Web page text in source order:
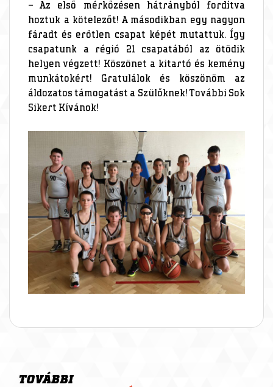
– Az első mérkőzésen hátrányból fordítva
hoztuk a kötelezőt! A másodikban egy nagyon
fáradt és erőtlen csapat képét mutattuk. Így
csapatunk a régió 21 csapatából az ötödik
helyen végzett! Köszönet a kitartó és kemény
munkátokért! Gratulálok és köszönöm az
áldozatos támogatást a Szülőknek! További Sok
Sikert Kívánok!
TOVÁBBI